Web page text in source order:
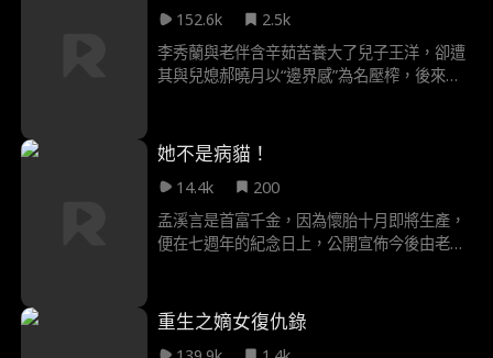
152.6k
2.5k
李秀蘭與老伴含辛茹苦養大了兒子王洋，卻遭
其與兒媳郝曉月以“邊界感”為名壓榨，後來老
親，將財產捐贈公益，詮釋了百善孝為先的真
諦。
她不是病貓！
14.4k
200
孟溪言是首富千金，因為懷胎十月即將生產，
便在七週年的紀念日上，公開宣佈今後由老公
孟溪言一無所知。直到孟溪言在自己提前預定
的vip病房，碰到了同樣前來待產的小三，才知
重生之嫡女復仇錄